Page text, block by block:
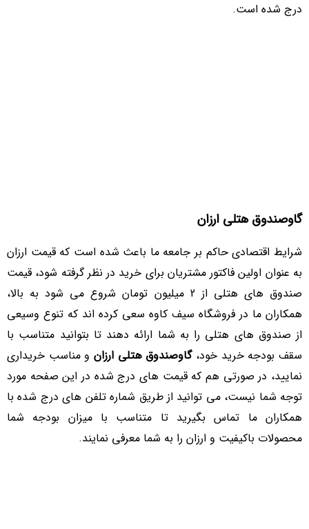
درج شده است.
گاوصندوق هتلی ارزان
شرایط اقتصادی حاکم بر جامعه ما باعث شده است که قیمت ارزان
به عنوان اولین فاکتور مشتریان برای خرید در نظر گرفته شود، قیمت
صندوق های هتلی از 2 میلیون تومان شروع می شود به بالا،
همکاران ما در فروشگاه سیف کاوه سعی کرده اند که تنوع وسیعی
از صندوق های هتلی را به شما ارائه دهند تا بتوانید متناسب با
سقف بودجه خرید خود،گاوصندوق هتلی ارزان و مناسب خریداری
نمایید، در صورتی هم که قیمت های درج شده در این صفحه مورد
توجه شما نیست، می توانید از طریق شماره تلفن های درج شده با
همکاران ما تماس بگیرید تا متناسب با میزان بودجه شما
محصولات باکیفیت و ارزان را به شما معرفی نمایند.